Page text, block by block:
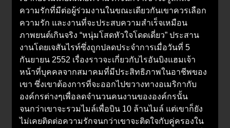
ความรักที่มีต่อผู้ร่วมงานในขณะเดียวกันเขาควรเลือก
ความรัก และงานที่จะประสบความสำเร็จเหมือน
ภาพยนต์เกินจริง “หนุ่มโสดหัวใจโดดเดี่ยว” ประสาน
งานโดยเจสันไรท์ซึ่งถูกปลดประจำการเมื่อวันที่ 5
กันยายน 2552 เรื่องราวจะเกี่ยวกับไรอันบิงแฮมเจ้า
หน้าที่บุคคลจากสมาคมที่มีประสิทธิภาพในอาชีพของ
เขา ซึ่งเขาต้องการที่จะออกไปขวางทางอเมริกากับ
องค์กรต่างๆเพื่อลดจำนวนคนงานขององค์กรนั้น
จนกว่าเขาจะรวมไมล์เพื่อบิน 10 ล้านไมล์ แต่เขาก็ยัง
ไม่เคยติดต่อความรักจนกว่าเขาจะติดใจกับคู่ครองใน